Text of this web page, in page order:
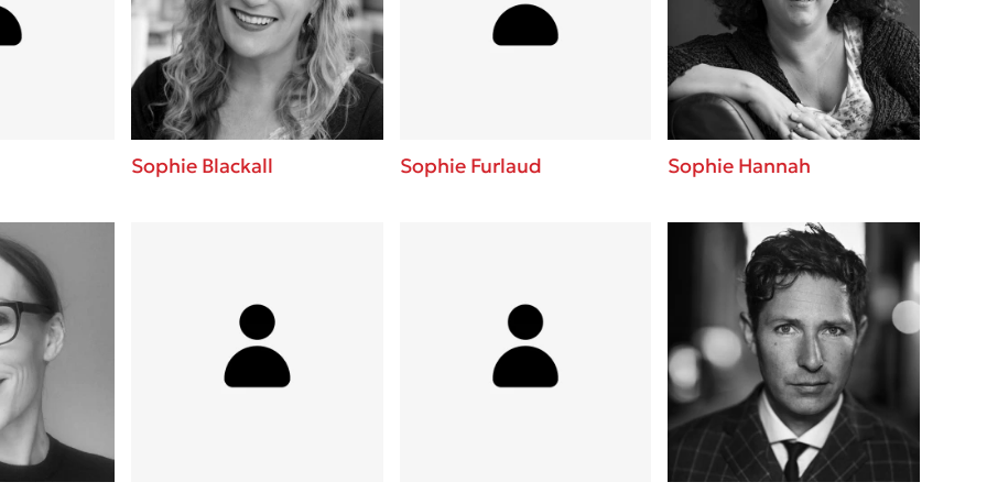
Baccalario
Εύκολη συνταγή για chicken BBQ pizza
από τον Άκη Πετρετζίκη!
3 βιβλία που μπορείς να διαβάσεις σε
μια μέρα!
Διακοπές με τα παιδιά: Η ανάγκη μας για
παύση σε μετωπική σύγκρουση με τη
Sophie Blackall Sophie Furlaud Sophie Hannah